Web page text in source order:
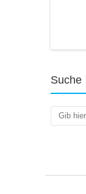
Suche
Suchen